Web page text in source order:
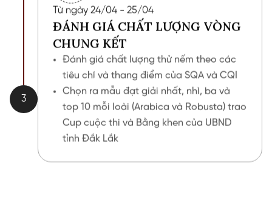
3
Từ ngày 24/04 - 25/04
ĐÁNH GIÁ CHẤT LƯỢNG VÒNG
CHUNG KẾT
Đánh giá chất lượng thử nếm theo các
tiêu chí và thang điểm của SQA và CQI
Chọn ra mẫu đạt giải nhất, nhì, ba và
top 10 mỗi loài (Arabica và Robusta) trao
Cup cuộc thi và Bằng khen của UBND
tỉnh Đắk Lắk